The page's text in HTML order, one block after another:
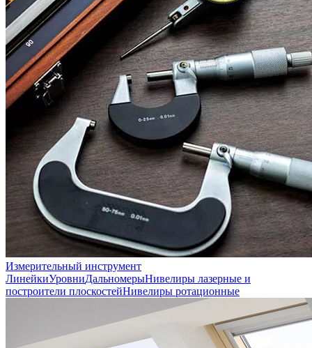
Измерительный инструмент
ЛинейкиУровниДальномерыНивелиры лазерные и
построители плоскостейНивелиры ротационные